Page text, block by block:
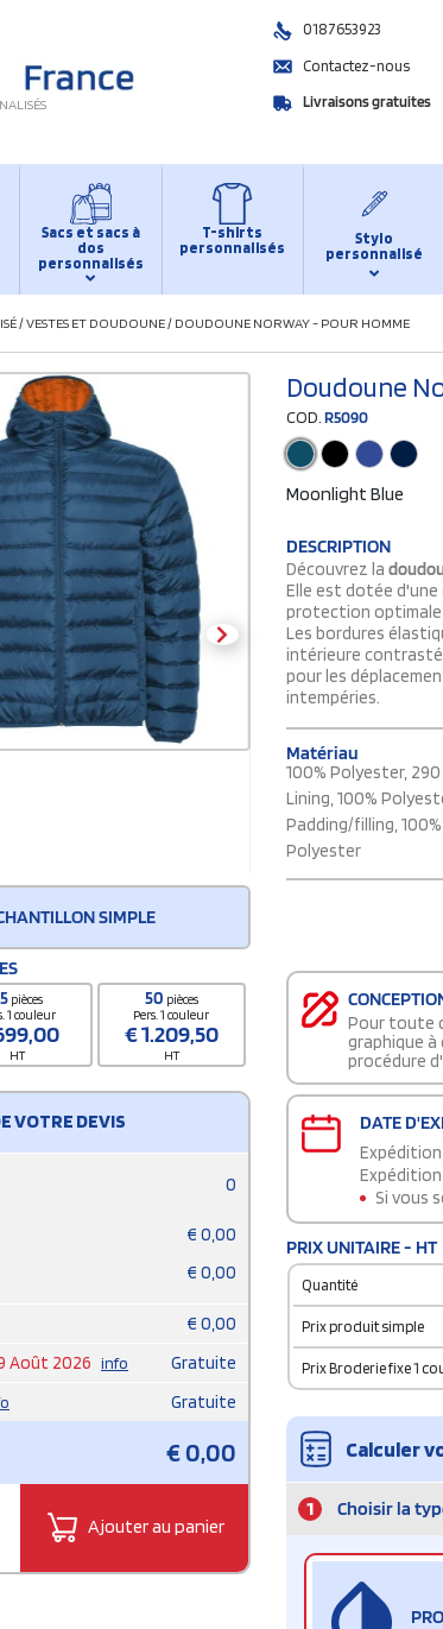
0187653923
Contactez-nous
Livraisons gratuites
Sacs et sacs à
dos
personnalisés
T-shirts
personnalisés
Stylo
personnalisé
/VESTES ET DOUDOUNE/ DOUDOUNE NORWAY - POUR HOMME
SIMPLE
pièces
1 couleur
HT
50 pièces
Pers. 1 couleur
€1.209,50
HT
VOTRE DEVIS
0
€ 0,00
€ 0,00
€ 0,00
Août 2026 info
Gratuite
Gratuite
€0,00
Ajouter au panier
Doudoune
COD.R5090
Moonlight Blue
DESCRIPTION
Découvrez la
Elle est dotée
protection optimale
Les bordures
intérieure
pour les
intempéries.
Matériau
100% Polyester,
Lining, 100%
Padding/filling, 100%
Polyester
Pour toute
graphique
procédure
DATE
Si vous
PRIX UNITAIRE - HT
Quantité
Prix produit simple
Prix Broderie fixe 1
Calculer
1 Choisir la